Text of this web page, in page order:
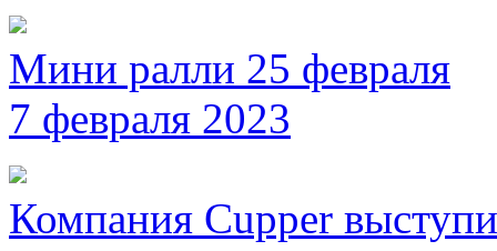
Мини ралли 25 февраля
7 февраля 2023
Компания Cupper